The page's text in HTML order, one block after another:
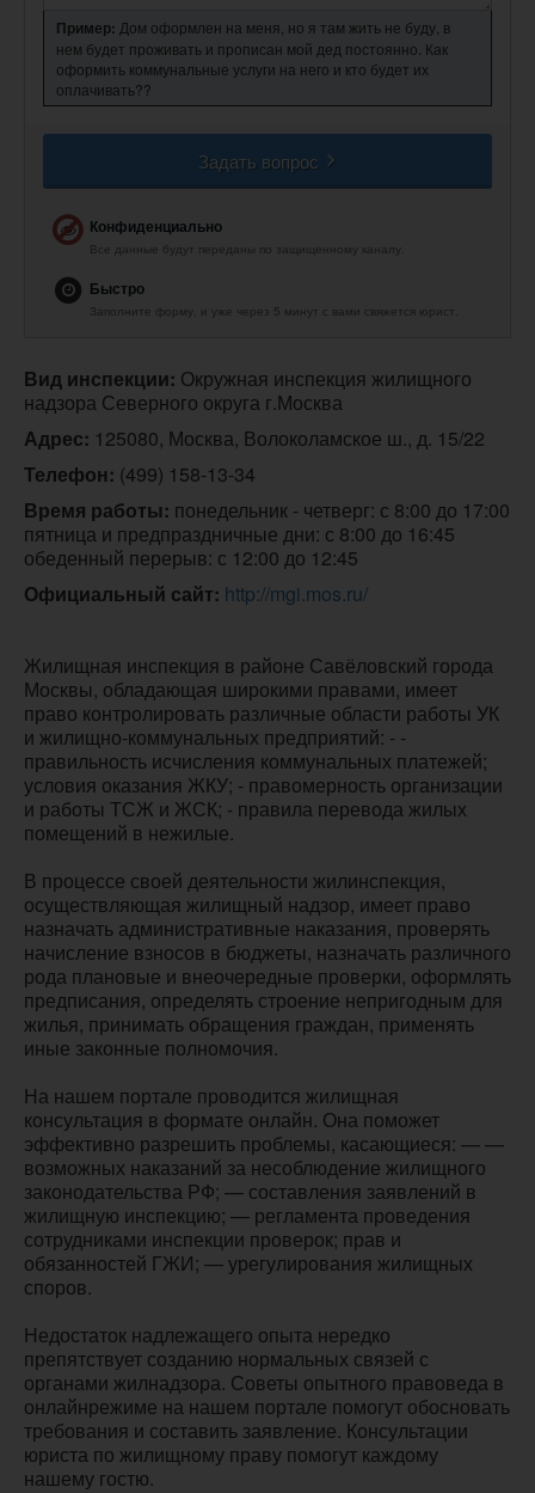
Пример: Дом оформлен на меня, но я там жить не буду, в
нем будет проживать и прописан мой дед постоянно. Как
оформить коммунальные услуги на него и кто будет их
оплачивать??
Задать вопрос
Конфиденциально
Все данные будут переданы по защищенному каналу.
Быстро
Заполните форму, и уже через 5 минут с вами свяжется юрист.
Вид инспекции: Окружная инспекция жилищного
надзора Северного округа г.Москва
Адрес: 125080, Москва, Волоколамское ш., д. 15/22
Телефон: (499) 158-13-34
Время работы: понедельник - четверг: с 8:00 до 17:00
пятница и предпраздничные дни: с 8:00 до 16:45
обеденный перерыв: с 12:00 до 12:45
Официальный сайт: http://mgi.mos.ru/
Жилищная инспекция в районе Савёловский города
Москвы, обладающая широкими правами, имеет
право контролировать различные области работы УК
и жилищно-коммунальных предприятий: - -
правильность исчисления коммунальных платежей;
условия оказания ЖКУ; - правомерность организации
и работы ТСЖ и ЖСК; - правила перевода жилых
помещений в нежилые.
В процессе своей деятельности жилинспекция,
осуществляющая жилищный надзор, имеет право
назначать административные наказания, проверять
начисление взносов в бюджеты, назначать различного
рода плановые и внеочередные проверки, оформлять
предписания, определять строение непригодным для
жилья, принимать обращения граждан, применять
иные законные полномочия.
На нашем портале проводится жилищная
консультация в формате онлайн. Она поможет
эффективно разрешить проблемы, касающиеся: — —
возможных наказаний за несоблюдение жилищного
законодательства РФ; — составления заявлений в
жилищную инспекцию; — регламента проведения
сотрудниками инспекции проверок; прав и
обязанностей ГЖИ; — урегулирования жилищных
споров.
Недостаток надлежащего опыта нередко
препятствует созданию нормальных связей с
органами жилнадзора. Советы опытного правоведа в
онлайнрежиме на нашем портале помогут обосновать
требования и составить заявление. Консультации
юриста по жилищному праву помогут каждому
нашему гостю.